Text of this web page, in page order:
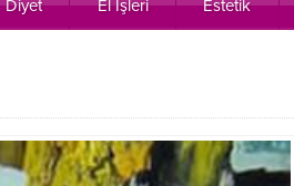
Diyet El İşleri Estetik